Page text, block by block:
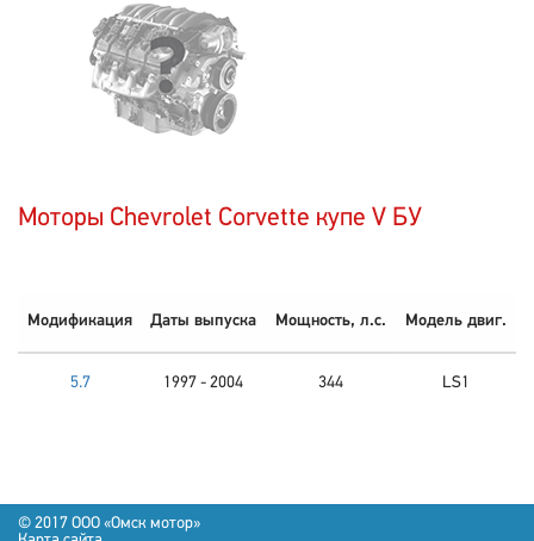
Моторы Chevrolet Corvette купе V БУ
Модификация Даты выпуска Мощность, л.с. Модель двиг.
5.7 1997 - 2004 344 LS1
© 2017 OOO «Омск мотор»